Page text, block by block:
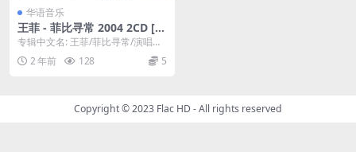
华语音乐
王菲 - 菲比寻常 2004 2CD [S
ACD ISO 7.61GB]
专辑中文名: 王菲/菲比寻常/演唱会/
LIVE 歌手: 王菲 音乐风格: 流行 ...
2 年前 128 5
Copyright © 2023 Flac HD- All rights reserved